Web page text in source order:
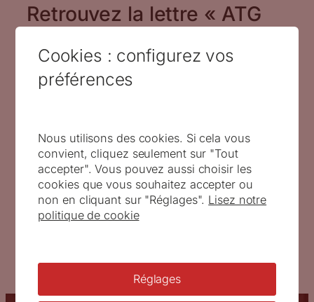
Retrouvez la lettre « ATG
2017
Vous pouvez la télécharger :
ATG Actualités n° 5, juillet 2017 Télécharger
La lettre « ATG Actualités » n° 4 de juin 2017
Cookies : configurez vos
préférences
Nous utilisons des cookies. Si cela vous
convient, cliquez seulement sur "Tout
accepter". Vous pouvez aussi choisir les
cookies que vous souhaitez accepter ou
non en cliquant sur "Réglages". Lisez notre
politique de cookie
Réglages